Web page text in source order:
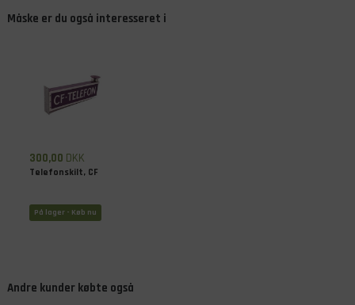
Måske er du også interesseret i
300,00 DKK
Telefonskilt, CF
På lager - Køb nu
Andre kunder købte også